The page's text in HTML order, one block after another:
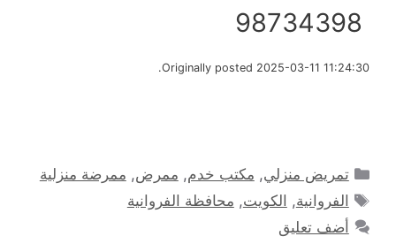
Originally posted 2025-03-11 11:24:30.
التصنيفات
تمريض منزلي, مكتب خدم, ممرض, ممرضة منزلية
الوسوم
الفروانية, الكويت, محافظة الفروانية
أضف تعليق